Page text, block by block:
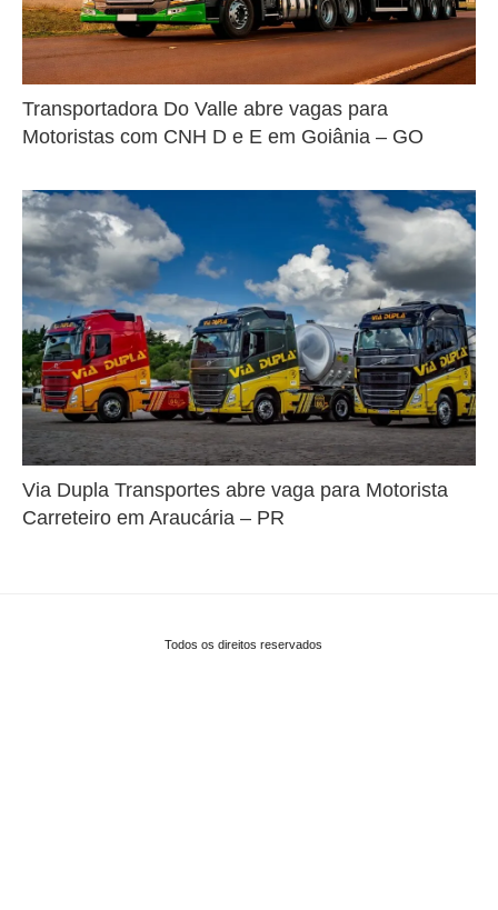
Transportadora Do Valle abre vagas para
Motoristas com CNH D e E em Goiânia – GO
Via Dupla Transportes abre vaga para Motorista
Carreteiro em Araucária – PR
Todos os direitos reservados